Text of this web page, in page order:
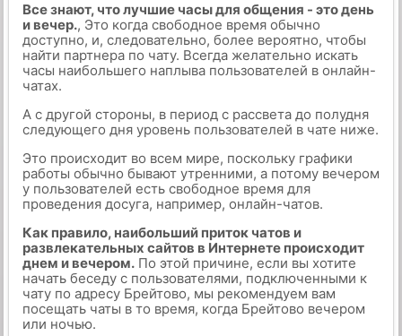
Все знают, что лучшие часы для общения - это день
и вечер., Это когда свободное время обычно
доступно, и, следовательно, более вероятно, чтобы
найти партнера по чату. Всегда желательно искать
часы наибольшего наплыва пользователей в онлайн-
чатах.
А с другой стороны, в период с рассвета до полудня
следующего дня уровень пользователей в чате ниже.
Это происходит во всем мире, поскольку графики
работы обычно бывают утренними, а потому вечером
у пользователей есть свободное время для
проведения досуга, например, онлайн-чатов.
Как правило, наибольший приток чатов и
развлекательных сайтов в Интернете происходит
днем и вечером.По этой причине, если вы хотите
начать беседу с пользователями, подключенными к
чату по адресу Брейтово, мы рекомендуем вам
посещать чаты в то время, когда Брейтово вечером
или ночью.